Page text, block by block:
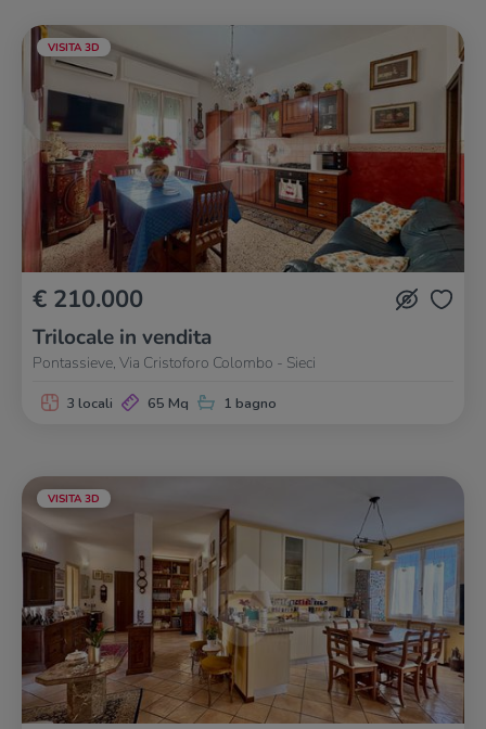
VISITA 3D
€ 210.000
Trilocale in vendita
Pontassieve, Via Cristoforo Colombo - Sieci
3 locali 65 Mq 1 bagno
VISITA 3D